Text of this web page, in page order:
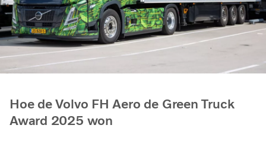
Hoe de Volvo FH Aero de Green Truck
Award 2025 won